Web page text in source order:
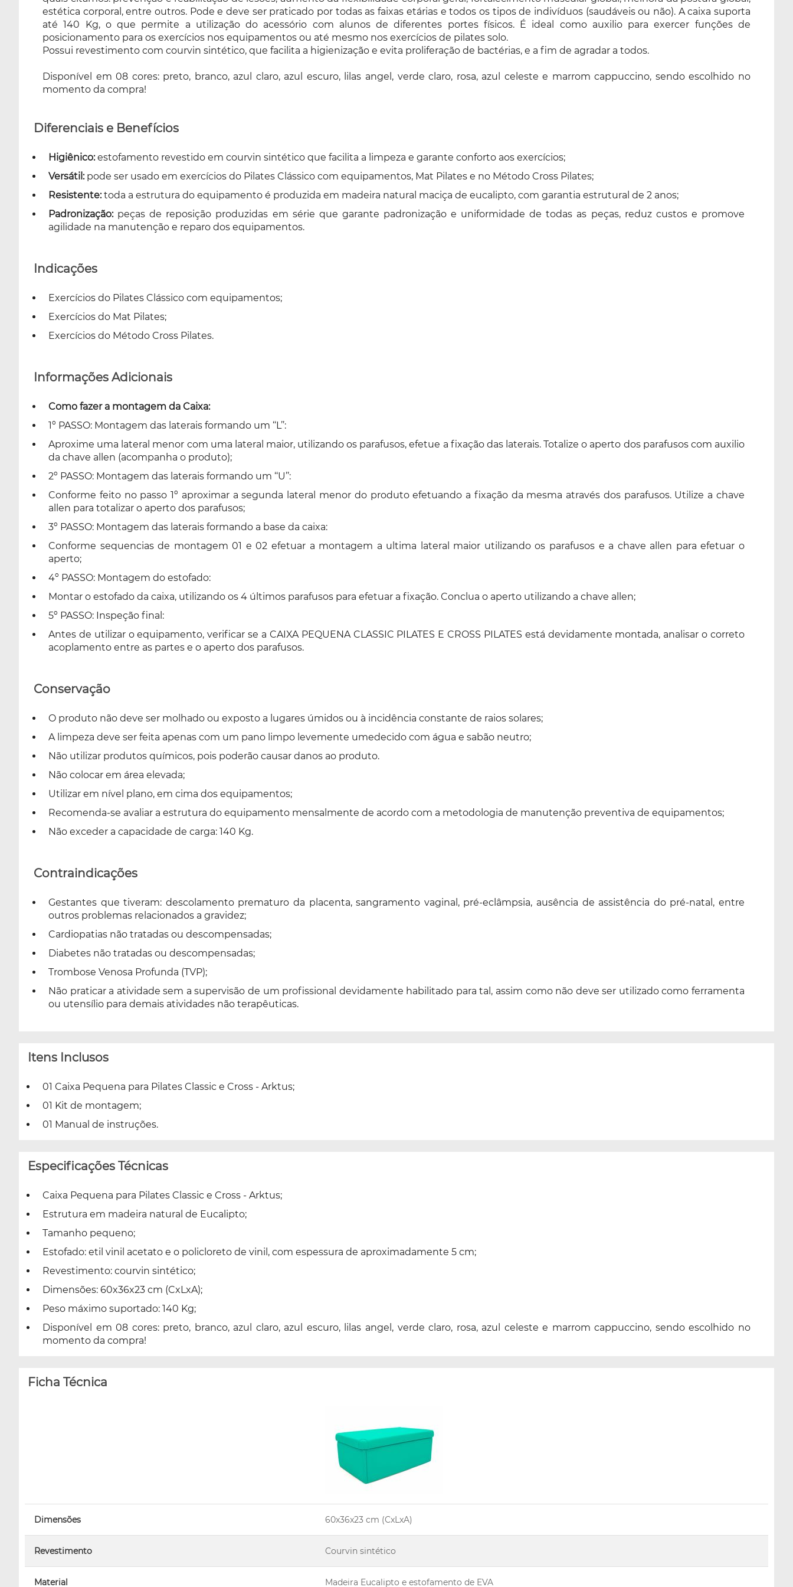
com courvin sintético, que facilita a
higienização e evita proliferação de bactérias,
e a fim de agradar a todos. Disponível em 08
cores: preto, branco, azul claro, azul escuro,
marrom cappuccino, sendo escolhido no
momento da compra!
estética corporal, entre outros. Pode e deve ser praticado por todas as faixas etárias e todos os tipos de indivíduos (saudáveis ou não). A caixa suporta
até 140 Kg, o que permite a utilização do acessório com alunos de diferentes portes físicos. É ideal como auxilio para exercer funções de
posicionamento para os exercícios nos equipamentos ou até mesmo nos exercícios de pilates solo.
Possui revestimento com courvin sintético, que facilita a higienização e evita proliferação de bactérias, e a fim de agradar a todos.
Disponível em 08 cores: preto, branco, azul claro, azul escuro, lilas angel, verde claro, rosa, azul celeste e marrom cappuccino, sendo escolhido no
momento da compra!
Diferenciais e Benefícios
Higiênico:estofamento revestido em courvin sintético que facilita a limpeza e garante conforto aos exercícios;
Versátil: pode ser usado em exercícios do Pilates Clássico com equipamentos, Mat Pilates e no Método Cross Pilates;
Resistente:toda a estrutura do equipamento é produzida em madeira natural maciça de eucalipto, com garantia estrutural de 2 anos;
Padronização:peças de reposição produzidas em série que garante padronização e uniformidade de todas as peças, reduz custos e promove
agilidade na manutenção e reparo dos equipamentos.
Indicações
Exercícios do Pilates Clássico com equipamentos;
Exercícios do Mat Pilates;
Exercícios do Método Cross Pilates.
Informações Adicionais
Como fazer a montagem da Caixa:
1º PASSO: Montagem das laterais formando um ‘‘L’’:
Aproxime uma lateral menor com uma lateral maior, utilizando os parafusos, efetue a fixação das laterais. Totalize o aperto dos parafusos com auxilio
da chave allen (acompanha o produto);
2º PASSO: Montagem das laterais formando um ‘‘U’’:
Conforme feito no passo 1º aproximar a segunda lateral menor do produto efetuando a fixação da mesma através dos parafusos. Utilize a chave
allen para totalizar o aperto dos parafusos;
3º PASSO: Montagem das laterais formando a base da caixa:
Conforme sequencias de montagem 01 e 02 efetuar a montagem a ultima lateral maior utilizando os parafusos e a chave allen para efetuar o
aperto;
4º PASSO: Montagem do estofado:
Montar o estofado da caixa, utilizando os 4 últimos parafusos para efetuar a fixação. Conclua o aperto utilizando a chave allen;
5º PASSO: Inspeção final:
Antes de utilizar o equipamento, verificar se a CAIXA PEQUENA CLASSIC PILATES E CROSS PILATES está devidamente montada, analisar o correto
acoplamento entre as partes e o aperto dos parafusos.
Conservação
O produto não deve ser molhado ou exposto a lugares úmidos ou à incidência constante de raios solares;
A limpeza deve ser feita apenas com um pano limpo levemente umedecido com água e sabão neutro;
Não utilizar produtos químicos, pois poderão causar danos ao produto.
Não colocar em área elevada;
Utilizar em nível plano, em cima dos equipamentos;
Recomenda-se avaliar a estrutura do equipamento mensalmente de acordo com a metodologia de manutenção preventiva de equipamentos;
Não exceder a capacidade de carga: 140 Kg.
Contraindicações
Gestantes que tiveram: descolamento prematuro da placenta, sangramento vaginal, pré-eclâmpsia, ausência de assistência do pré-natal, entre
outros problemas relacionados a gravidez;
Cardiopatias não tratadas ou descompensadas;
Diabetes não tratadas ou descompensadas;
Trombose Venosa Profunda (TVP);
Não praticar a atividade sem a supervisão de um profissional devidamente habilitado para tal, assim como não deve ser utilizado como ferramenta
ou utensílio para demais atividades não terapêuticas.
Itens Inclusos
01 Caixa Pequena para Pilates Classic e Cross - Arktus;
01 Kit de montagem;
01 Manual de instruções.
Especificações Técnicas
Caixa Pequena para Pilates Classic e Cross - Arktus;
Estrutura em madeira natural de Eucalipto;
Tamanho pequeno;
Estofado: etil vinil acetato e o policloreto de vinil, com espessura de aproximadamente 5 cm;
Revestimento: courvin sintético;
Dimensões: 60x36x23 cm (CxLxA);
Peso máximo suportado: 140 Kg;
Disponível em 08 cores: preto, branco, azul claro, azul escuro, lilas angel, verde claro, rosa, azul celeste e marrom cappuccino, sendo escolhido no
momento da compra!
Ficha Técnica
Dimensões 60x36x23 cm (CxLxA)
Revestimento Courvin sintético
Material Madeira Eucalipto e estofamento de EVA